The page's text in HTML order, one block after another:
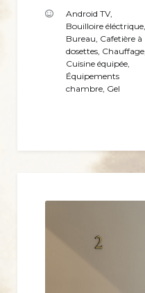
Android TV,
Bouilloire éléctrique
Bureau Cafetière à
dosettes Chauffage
Cuisine équipée
Équipements
chambre Gel